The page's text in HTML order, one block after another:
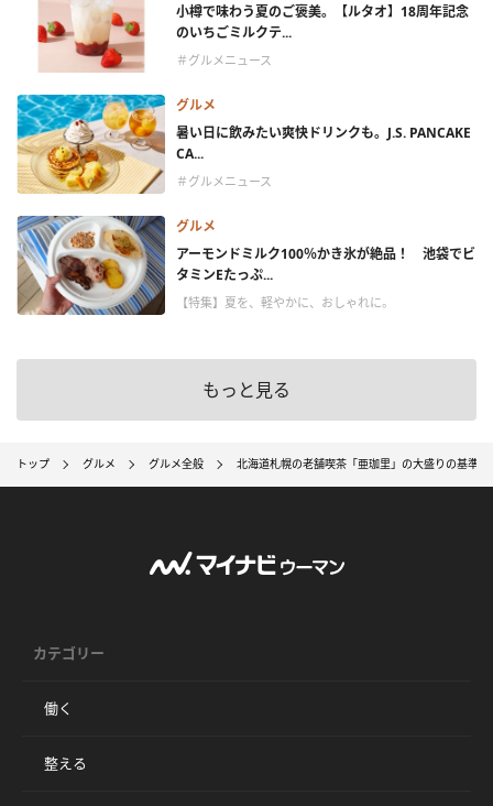
小樽で味わう夏のご褒美。【ルタオ】18周年記念
のいちごミルクテ...
＃グルメニュース
グルメ
暑い日に飲みたい爽快ドリンクも。J.S. PANCAKE
CA...
＃グルメニュース
グルメ
アーモンドミルク100％かき氷が絶品！ 池袋でビ
タミンEたっぷ...
【特集】夏を、軽やかに、おしゃれに。
もっと見る
トップ グルメ グルメ全般 北海道札幌の老舗喫茶「亜珈里」の大盛りの基準
カテゴリー
働く
整える